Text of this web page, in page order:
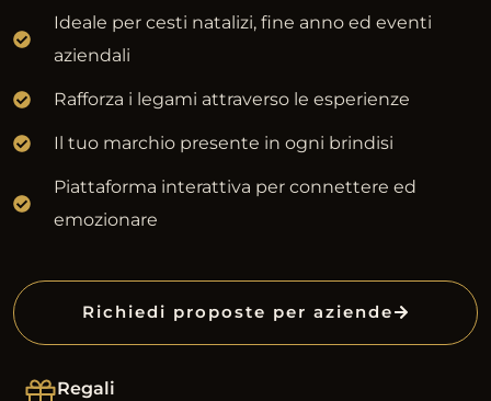
Ideale per cesti natalizi, fine anno ed eventi
aziendali
Rafforza i legami attraverso le esperienze
Il tuo marchio presente in ogni brindisi
Piattaforma interattiva per connettere ed
emozionare
Richiedi proposte per aziende
Regali